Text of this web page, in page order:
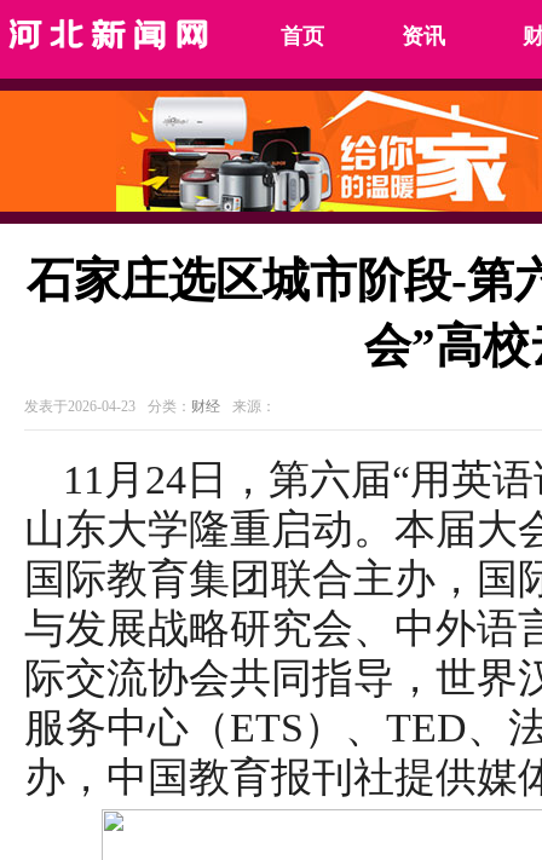
首页 资讯
石家庄选区城市阶段-第
会”高
发表于2026-04-23 分类： 财经 来源：
11月24日，第六届“用英
山东大学隆重启动。本届大
国际教育集团联合主办，国
与发展战略研究会、中外语
际交流协会共同指导，世界
服务中心（ETS）、TED、
办，中国教育报刊社提供媒